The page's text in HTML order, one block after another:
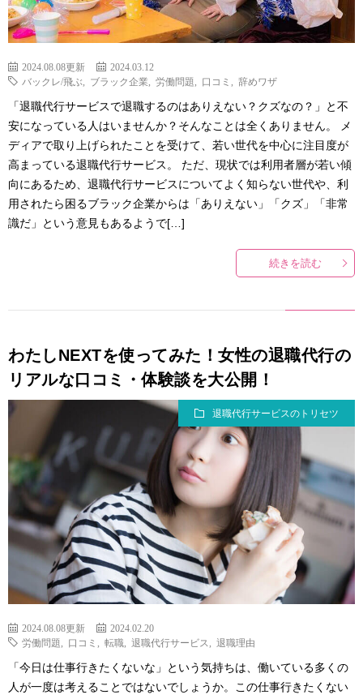
2024.08.08更新
2024.03.12
バックレ/飛ぶ
ブラック企業 労働問題 口コミ 辞めワザ
「退職代行サービスで退職するのはありえない？クズなの？」と不
安になっている人はいませんか？そんなことは全くありません。 メ
ディアで取り上げられたことを受けて、若い世代を中心に注目度が
高まっている退職代行サービス。 ただ、現状では利用者層が若い傾
向にあるため、退職代行サービスについてよく知らない世代や、利
用されたら困るブラック企業からは「ありえない」「クズ」「非常
識だ」という意見もあるようで[…]
続きを読む
わたしNEXTを使ってみた！女性の退職代行の
リアルな口コミ・体験談を大公開！
退職代行サービスのトリセツ
2024.08.08更新
2024.02.20
労働問題
口コミ 転職 退職代行サービス 退職理由
「今日は仕事行きたくないな」という気持ちは、働いている多くの
人が一度は考えることではないでしょうか。この仕事行きたくない